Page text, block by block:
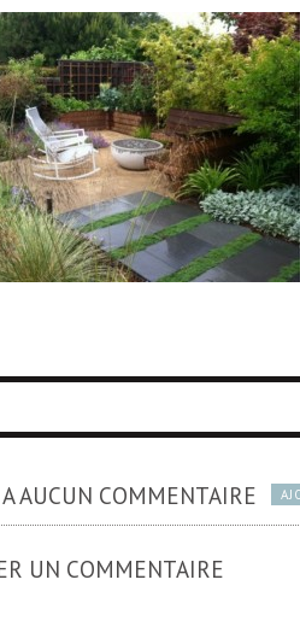
AUCUN COMMENTAIRE
UN COMMENTAIRE